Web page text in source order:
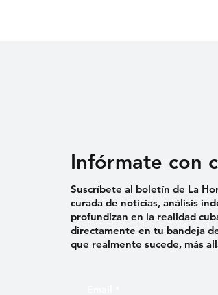
Infórmate con
Suscríbete al boletín de La
curada de noticias, análisis
profundizan en la realidad
directamente en tu bandeja
que realmente sucede, más